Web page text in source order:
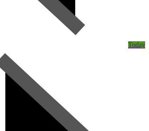
Today